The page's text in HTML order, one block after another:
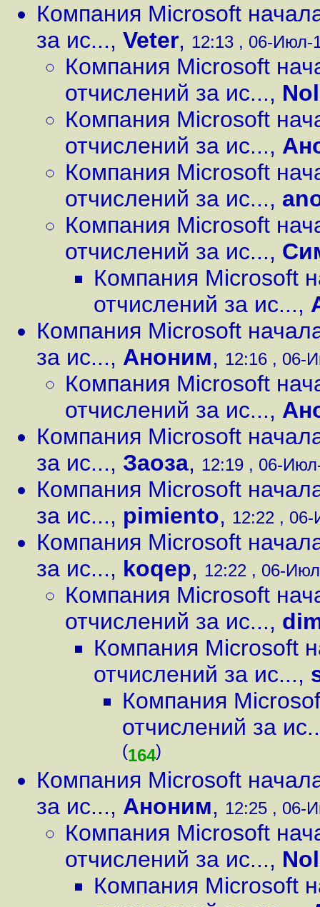
Компания Microsoft
за ис..., Veter, 12:13 , 06-Июл-
Компания Microsoft
отчислений за ис...,
Компания Microsoft
отчислений за ис...,
Компания Microsoft
отчислений за ис...,
Компания Microsoft
отчислений за ис...,
Компания Microsoft
отчислений за ис...,
Компания Microsoft
за ис..., Аноним, 12:16 , 06-
Компания Microsoft
отчислений за ис...,
Компания Microsoft
за ис..., Заоза, 12:19 , 06-
Компания Microsoft
за ис..., pimiento, 12:22 ,
Компания Microsoft
за ис..., koqep, 12:22 , 06-
Компания Microsoft
отчислений за ис...,
Компания Microsoft
отчислений за ис...,
Компания
отчислений за
(164)
Компания Microsoft
за ис..., Аноним, 12:25 , 06-
Компания Microsoft
отчислений за ис...,
Компания Microsoft